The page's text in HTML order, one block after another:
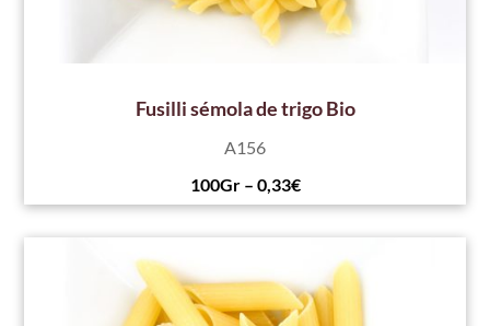
Fusilli sémola de trigo Bio
A156
100Gr – 0,33€